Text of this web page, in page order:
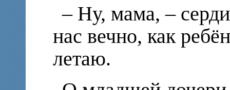
– Ну, мама, –
нас вечно, как
летаю.